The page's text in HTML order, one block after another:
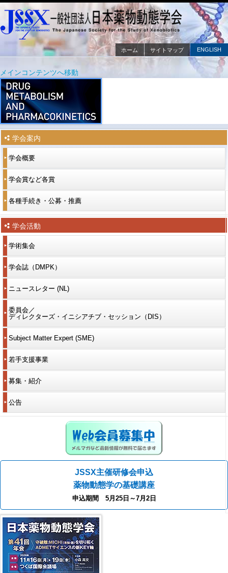
ENGLISH
ホーム サイトマップ
メインメニュー
メインコンテンツへ移動
サブコンテンツへ移動
学会案内
学会概要
学会賞など各賞
各種手続き・公募・推薦
学会活動
学術集会
学会誌（DMPK）
ニュースレター (NL)
委員会／
ディレクターズ・イニシアチブ・セッション（DIS）
Subject Matter Expert (SME)
若手支援事業
募集・紹介
公告
JSSX主催研修会申込
薬物動態学の基礎講座
申込期間 5月25日～7月2日
第41回年会（2026年）